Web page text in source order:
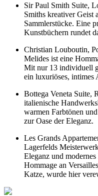
Sir Paul Smith Suite,
Smiths kreativer Geist
Sammlerstücke. Eine
Kunstbüchern rundet
Christian Louboutin,
Melides ist eine
Mit nur 13 individuell
ein luxuriöses, intimes
Bottega Veneta Suite,
italienische
warmen Farbtönen
zur Oase der Eleganz.
Les Grands
Lagerfelds
Eleganz und
Hommage an
Katze, wurde hier